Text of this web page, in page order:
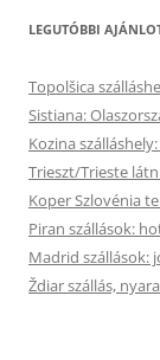
LEGUTÓBBI
Topolšica
Sistiana:
Kozina
Trieszt/Trieste
Koper Szlovénia
Piran szállások:
Madrid szállások:
Ždiar szállás,